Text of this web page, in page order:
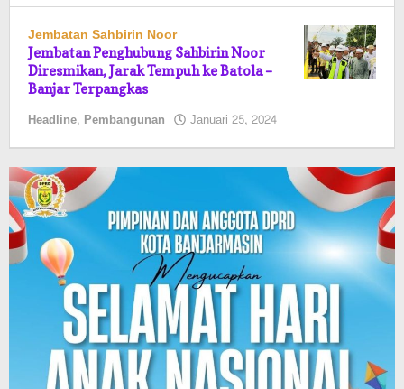
pratiwi
Jembatan Sahbirin Noor
Jembatan Penghubung Sahbirin Noor
Diresmikan, Jarak Tempuh ke Batola –
Banjar Terpangkas
Headline, Pembangunan Januari 25, 2024
pratiwi